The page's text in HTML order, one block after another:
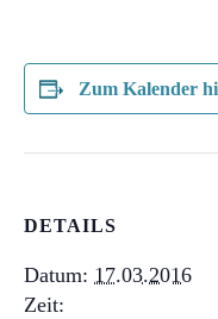
Zum Kalender
DETAILS
Datum: 17.03.2016
Zeit: